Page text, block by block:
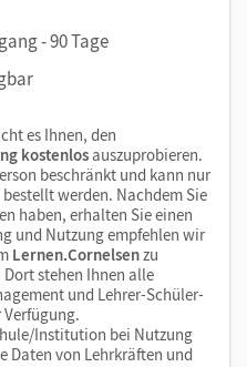
- 90 Tage
es Ihnen, den
kostenlosauszuprobieren.
beschränkt und kann nur
werden. Nachdem Sie
haben, erhalten Sie einen
und Nutzung empfehlen wir
Lernen.Cornelsenzu
Dort stehen Ihnen alle
und Lehrer-Schüler-
Institution bei Nutzung
Daten von Lehrkräften und